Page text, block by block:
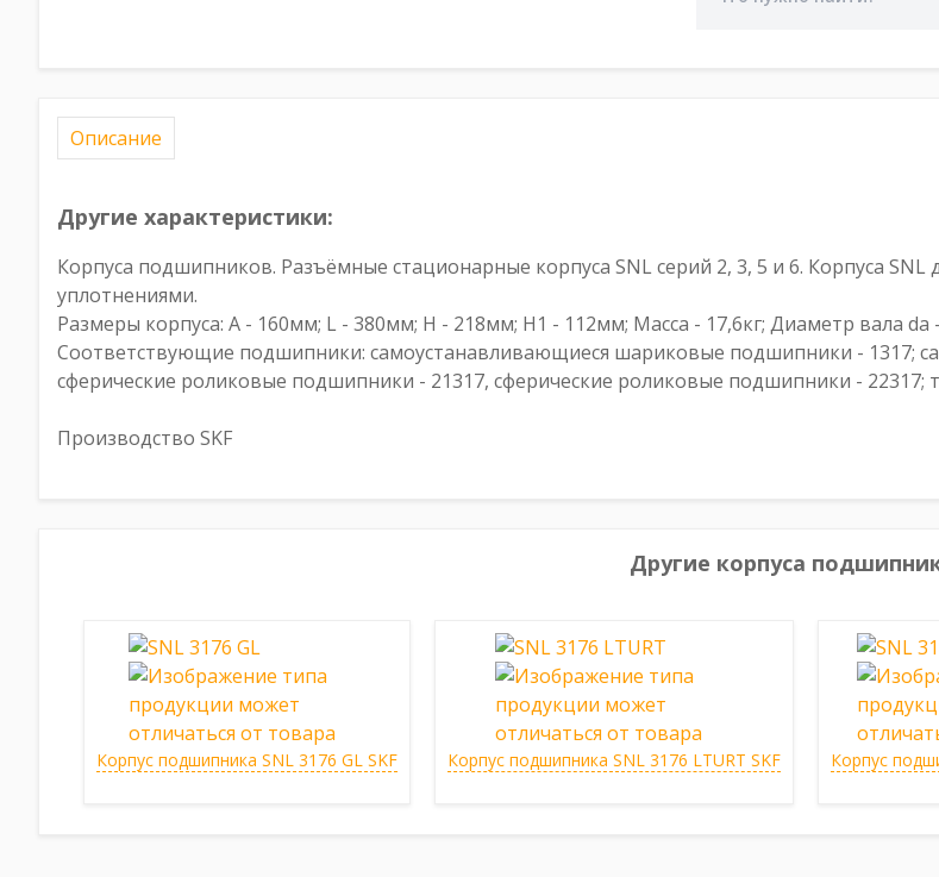
Описание
Другие характеристики:
Корпуса подшипников. Разъёмные стационарные корпуса SNL серий 2, 3, 5 и 6. Корпуса
уплотнениями.
Размеры корпуса: A - 160мм; L - 380мм; H - 218мм; H1 - 112мм; Масса - 17,6кг; Диаметр вала
Соответствующие подшипники: самоустанавливающиеся шариковые подшипники - 1317;
сферические роликовые подшипники - 21317, сферические роликовые подшипники -
Производство SKF
Другие корпуса
Корпус подшипника SNL 3176 GL SKF Корпус подшипника SNL 3176 LTURT SKF Корпус